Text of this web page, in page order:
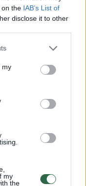
on the IAB’s List of
disclose it to other
my
my
the
dėl transporto
įrenginių
pažeidimo.
ėmėsi
anksčiau
iš Lietuvos
slaptos